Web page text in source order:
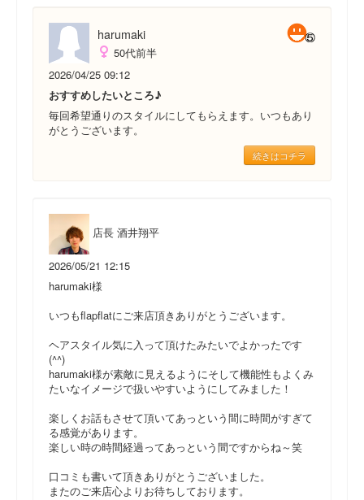
harumaki
50代前半
2026/04/25 09:12
おすすめしたいところ♪
毎回希望通りのスタイルにしてもらえます。いつもあり
がとうございます。
続きはコチラ
店長 酒井翔平
2026/05/21 12:15
harumaki様
いつもflapflatにご来店頂きありがとうございます。
ヘアスタイル気に入って頂けたみたいでよかったです
(^^)
harumaki様が素敵に見えるようにそして機能性もよくみ
たいなイメージで扱いやすいようにしてみました！
楽しくお話もさせて頂いてあっという間に時間がすぎて
る感覚があります。
楽しい時の時間経過ってあっという間ですからね～笑
口コミも書いて頂きありがとうございました。
またのご来店心よりお待ちしております。